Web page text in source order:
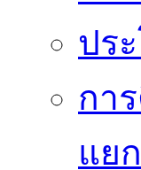
ปร
กา
แย